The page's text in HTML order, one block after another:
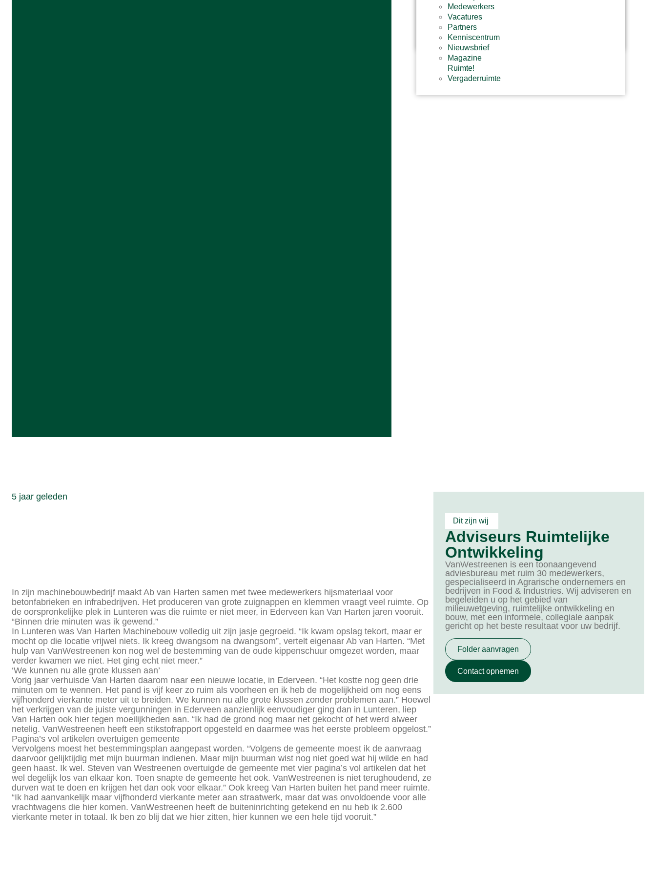
Ruimtelijk
advies​
Stikstof
advies​
Medewerkers
Vacatures
Partners
Kenniscentrum
Nieuwsbrief
Magazine
Ruimte!
Vergaderruimte
5 jaar geleden
In zijn machinebouwbedrijf maakt Ab van Harten samen met twee medewerkers hijsmateriaal voor
betonfabrieken en infrabedrijven. Het produceren van grote zuignappen en klemmen vraagt veel ruimte. Op
de oorspronkelijke plek in Lunteren was die ruimte er niet meer, in Ederveen kan Van Harten jaren vooruit.
“Binnen drie minuten was ik gewend.”
In Lunteren was Van Harten Machinebouw volledig uit zijn jasje gegroeid. “Ik kwam opslag tekort, maar er
mocht op die locatie vrijwel niets. Ik kreeg dwangsom na dwangsom”, vertelt eigenaar Ab van Harten. “Met
hulp van VanWestreenen kon nog wel de bestemming van de oude kippenschuur omgezet worden, maar
verder kwamen we niet. Het ging echt niet meer.”
‘We kunnen nu alle grote klussen aan’
Vorig jaar verhuisde Van Harten daarom naar een nieuwe locatie, in Ederveen. “Het kostte nog geen drie
minuten om te wennen. Het pand is vijf keer zo ruim als voorheen en ik heb de mogelijkheid om nog eens
vijfhonderd vierkante meter uit te breiden. We kunnen nu alle grote klussen zonder problemen aan.” Hoewel
het verkrijgen van de juiste vergunningen in Ederveen aanzienlijk eenvoudiger ging dan in Lunteren, liep
Van Harten ook hier tegen moeilijkheden aan. “Ik had de grond nog maar net gekocht of het werd alweer
netelig. VanWestreenen heeft een stikstofrapport opgesteld en daarmee was het eerste probleem opgelost.”
Pagina’s vol artikelen overtuigen gemeente
Vervolgens moest het bestemmingsplan aangepast worden. “Volgens de gemeente moest ik de aanvraag
daarvoor gelijktijdig met mijn buurman indienen. Maar mijn buurman wist nog niet goed wat hij wilde en had
geen haast. Ik wel. Steven van Westreenen overtuigde de gemeente met vier pagina’s vol artikelen dat het
wel degelijk los van elkaar kon. Toen snapte de gemeente het ook. VanWestreenen is niet terughoudend, ze
durven wat te doen en krijgen het dan ook voor elkaar.” Ook kreeg Van Harten buiten het pand meer ruimte.
“Ik had aanvankelijk maar vijfhonderd vierkante meter aan straatwerk, maar dat was onvoldoende voor alle
vrachtwagens die hier komen. VanWestreenen heeft de buiteninrichting getekend en nu heb ik 2.600
vierkante meter in totaal. Ik ben zo blij dat we hier zitten, hier kunnen we een hele tijd vooruit.”
Dit zijn wij
Adviseurs Ruimtelijke
Ontwikkeling
VanWestreenen is een toonaangevend
adviesbureau met ruim 30 medewerkers,
gespecialiseerd in Agrarische ondernemers en
bedrijven in Food & Industries. Wij adviseren en
begeleiden u op het gebied van
milieuwetgeving, ruimtelijke ontwikkeling en
bouw, met een informele, collegiale aanpak
gericht op het beste resultaat voor uw bedrijf.
Folder aanvragen
Contact opnemen